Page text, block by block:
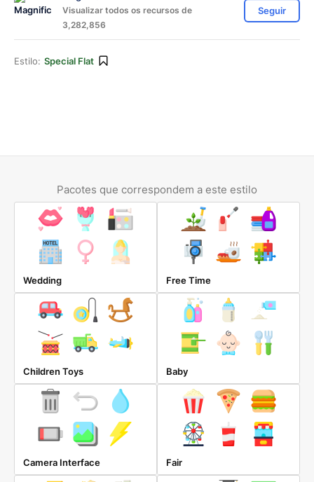
Visualizar todos os recursos de
3,282,856
Seguir
Estilo: Special Flat
Pacotes que correspondem a este estilo
Wedding Free Time
Children Toys Baby
Camera Interface Fair